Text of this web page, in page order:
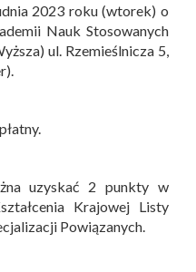
2023 roku (wtorek) o
Nauk Stosowanych
ul. Rzemieślnicza 5,
uzyskać 2 punkty w
Krajowej Listy
Powiązanych.